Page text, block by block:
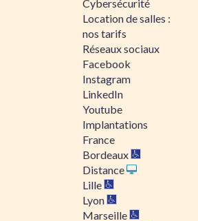
Cybersécurité
Location de salles :
nos tarifs
Réseaux sociaux
Facebook
Instagram
LinkedIn
Youtube
Implantations
France
Bordeaux
Distance
Lille
Lyon
Marseille